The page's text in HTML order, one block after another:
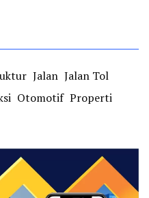
Jalan Jalan Tol
Otomotif Properti